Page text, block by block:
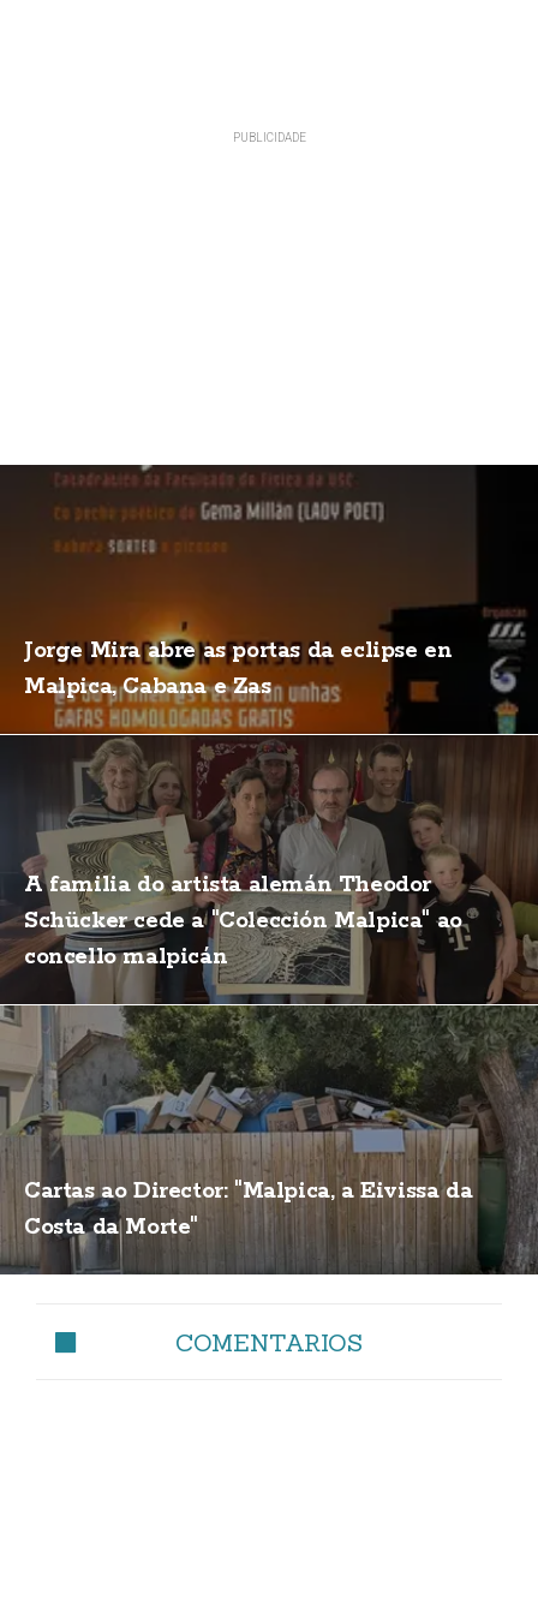
Jorge Mira abre as portas da eclipse en
Malpica, Cabana e Zas
A familia do artista alemán Theodor
Schücker cede a "Colección Malpica" ao
concello malpicán
Cartas ao Director: "Malpica, a Eivissa da
Costa da Morte"
COMENTARIOS